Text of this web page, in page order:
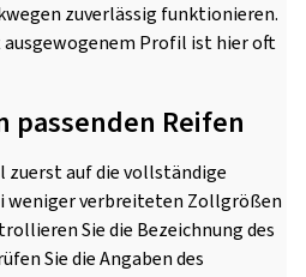
zuverlässig funktionieren.
Profil ist hier oft
passenden Reifen
zuerst auf die vollständige
weniger verbreiteten Zollgrößen
Sie die Bezeichnung des
Sie die Angaben des